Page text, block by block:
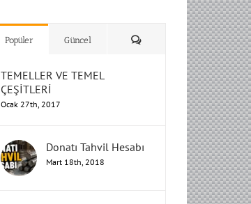
TEMELLER VE TEMEL
ÇEŞİTLERİ
Donatı Tahvil Hesabı